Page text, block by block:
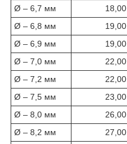
Ø – 6,7 мм
18,00
Ø – 6,8 мм
19,00
Ø – 6,9 мм
19,00
Ø – 7,0 мм
22,00
Ø – 7,2 мм
22,00
Ø – 7,5 мм
23,00
Ø – 8,0 мм
26,00
Ø – 8,2 мм
27,00